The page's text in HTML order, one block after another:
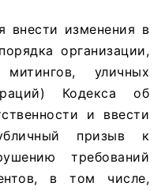
внести изменения в
организации,
уличных
Кодекса об
и ввести
призыв к
требований
в том числе,